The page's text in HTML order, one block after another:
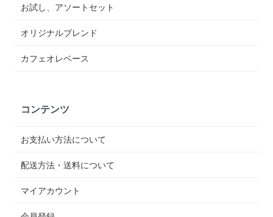
お試し、アソートセット
オリジナルブレンド
カフェオレベース
コンテンツ
お支払い方法について
配送方法・送料について
マイアカウント